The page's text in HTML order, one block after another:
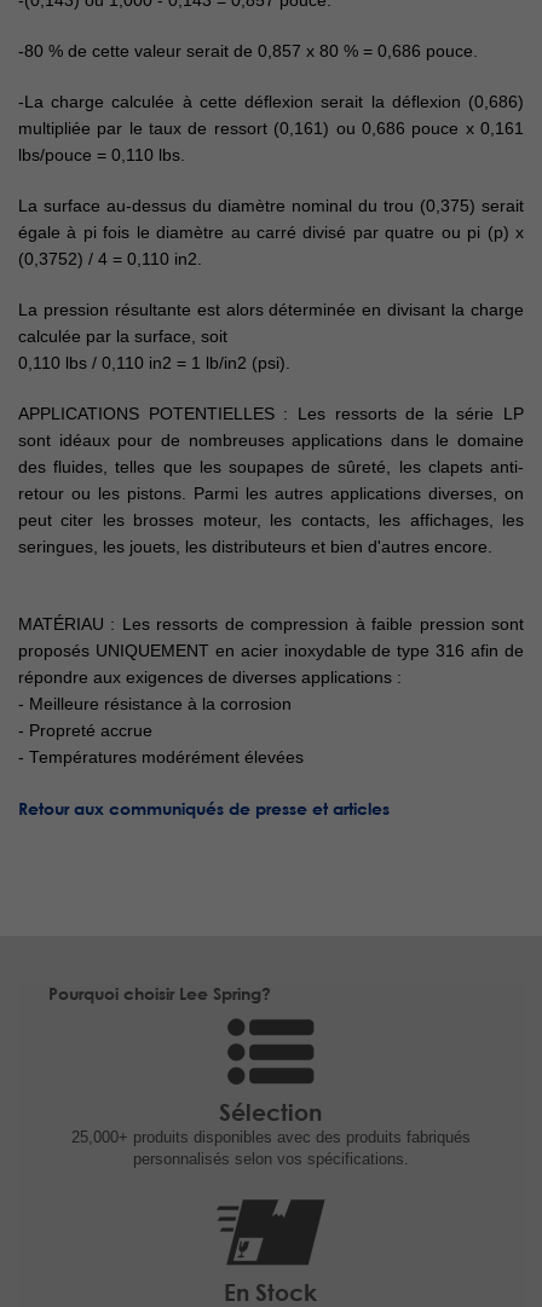
-80 % de cette valeur serait de 0,857 x 80 % = 0,686 pouce.
-La charge calculée à cette déflexion serait la déflexion (0,686)
multipliée par le taux de ressort (0,161) ou 0,686 pouce x 0,161
lbs/pouce = 0,110 lbs.
La surface au-dessus du diamètre nominal du trou (0,375) serait
égale à pi fois le diamètre au carré divisé par quatre ou pi (p) x
(0,3752) / 4 = 0,110 in2.
La pression résultante est alors déterminée en divisant la charge
calculée par la surface, soit
0,110 lbs / 0,110 in2 = 1 lb/in2 (psi).
APPLICATIONS POTENTIELLES : Les ressorts de la série LP
sont idéaux pour de nombreuses applications dans le domaine
des fluides, telles que les soupapes de sûreté, les clapets anti-
retour ou les pistons. Parmi les autres applications diverses, on
peut citer les brosses moteur, les contacts, les affichages, les
seringues, les jouets, les distributeurs et bien d'autres encore.
MATÉRIAU : Les ressorts de compression à faible pression sont
proposés UNIQUEMENT en acier inoxydable de type 316 afin de
répondre aux exigences de diverses applications :
- Meilleure résistance à la corrosion
- Propreté accrue
- Températures modérément élevées
Retour aux communiqués de presse et articles
Pourquoi choisir Lee Spring?
Sélection
25,000+ produits disponibles avec des produits fabriqués
personnalisés selon vos spécifications.
En Stock